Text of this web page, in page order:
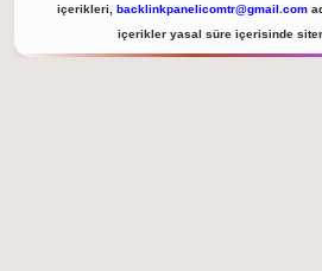
içerikleri, backlinkpanelicomtr@gmail.com
içerikler yasal süre içerisinde